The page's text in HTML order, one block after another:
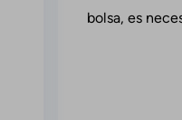
bolsa, es